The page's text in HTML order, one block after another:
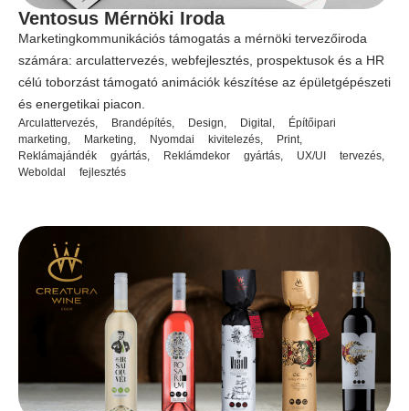
Ventosus Mérnöki Iroda
Marketingkommunikációs támogatás a mérnöki tervezőiroda
számára: arculattervezés, webfejlesztés, prospektusok és a HR
célú toborzást támogató animációk készítése az épületgépészeti
és energetikai piacon.
Arculattervezés Brandépítés Design Digital
Építőipari
marketing
Marketing Nyomdai kivitelezés Print
Reklámajándék gyártás
Reklámdekor gyártás UX/UI tervezés
Weboldal fejlesztés